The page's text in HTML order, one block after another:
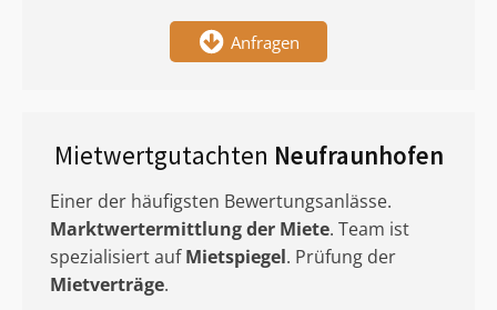
Anfragen
Mietwertgutachten Neufraunhofen
Einer der häufigsten Bewertungsanlässe.
Marktwertermittlungder Miete. Team ist
spezialisiert aufMietspiegel. Prüfung der
Mietverträge.